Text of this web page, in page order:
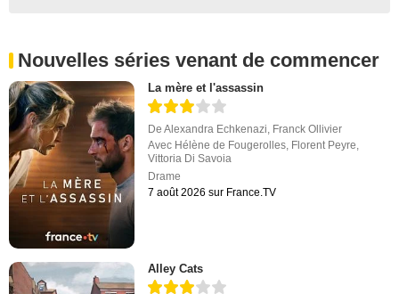
Nouvelles séries venant de commencer
La mère et l'assassin
DeAlexandra Echkenazi, Franck Ollivier
Avec Hélène de Fougerolles, Florent Peyre,
Vittoria Di Savoia
Drame
7 août 2026 sur France.TV
Alley Cats